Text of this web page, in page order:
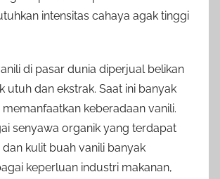
intensitas cahaya agak tinggi
di pasar dunia diperjual belikan
utuh dan ekstrak. Saat ini banyak
keberadaan vanili.
senyawa organik yang terdapat
kulit buah vanili banyak
keperluan industri makanan,